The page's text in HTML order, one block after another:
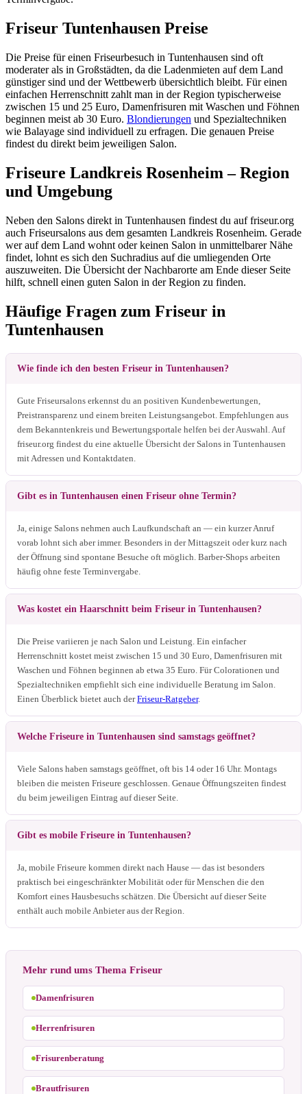
Friseur Tuntenhausen Preise
Die Preise für einen Friseurbesuch in Tuntenhausen sind oft
moderater als in Großstädten, da die Ladenmieten auf dem Land
günstiger sind und der Wettbewerb übersichtlich bleibt. Für einen
einfachen Herrenschnitt zahlt man in der Region typischerweise
zwischen 15 und 25 Euro, Damenfrisuren mit Waschen und Föhnen
beginnen meist ab 30 Euro. Blondierungen und Spezialtechniken
wie Balayage sind individuell zu erfragen. Die genauen Preise
findest du direkt beim jeweiligen Salon.
Friseure Landkreis Rosenheim – Region
und Umgebung
Neben den Salons direkt in Tuntenhausen findest du auf friseur.org
auch Friseursalons aus dem gesamten Landkreis Rosenheim. Gerade
wer auf dem Land wohnt oder keinen Salon in unmittelbarer Nähe
findet, lohnt es sich den Suchradius auf die umliegenden Orte
auszuweiten. Die Übersicht der Nachbarorte am Ende dieser Seite
hilft, schnell einen guten Salon in der Region zu finden.
Häufige Fragen zum Friseur in
Tuntenhausen
Wie finde ich den besten Friseur in Tuntenhausen?
Gute Friseursalons erkennst du an positiven Kundenbewertungen,
Preistransparenz und einem breiten Leistungsangebot. Empfehlungen aus
dem Bekanntenkreis und Bewertungsportale helfen bei der Auswahl. Auf
friseur.org findest du eine aktuelle Übersicht der Salons in Tuntenhausen
mit Adressen und Kontaktdaten.
Gibt es in Tuntenhausen einen Friseur ohne Termin?
Ja, einige Salons nehmen auch Laufkundschaft an — ein kurzer Anruf
vorab lohnt sich aber immer. Besonders in der Mittagszeit oder kurz nach
der Öffnung sind spontane Besuche oft möglich. Barber-Shops arbeiten
häufig ohne feste Terminvergabe.
Was kostet ein Haarschnitt beim Friseur in Tuntenhausen?
Die Preise variieren je nach Salon und Leistung. Ein einfacher
Herrenschnitt kostet meist zwischen 15 und 30 Euro, Damenfrisuren mit
Waschen und Föhnen beginnen ab etwa 35 Euro. Für Colorationen und
Spezialtechniken empfiehlt sich eine individuelle Beratung im Salon.
Einen Überblick bietet auch derFriseur-Ratgeber.
Welche Friseure in Tuntenhausen sind samstags geöffnet?
Viele Salons haben samstags geöffnet, oft bis 14 oder 16 Uhr. Montags
bleiben die meisten Friseure geschlossen. Genaue Öffnungszeiten findest
du beim jeweiligen Eintrag auf dieser Seite.
Gibt es mobile Friseure in Tuntenhausen?
Ja, mobile Friseure kommen direkt nach Hause — das ist besonders
praktisch bei eingeschränkter Mobilität oder für Menschen die den
Komfort eines Hausbesuchs schätzen. Die Übersicht auf dieser Seite
enthält auch mobile Anbieter aus der Region.
Mehr rund ums Thema Friseur
Damenfrisuren
Herrenfrisuren
Frisurenberatung
Brautfrisuren